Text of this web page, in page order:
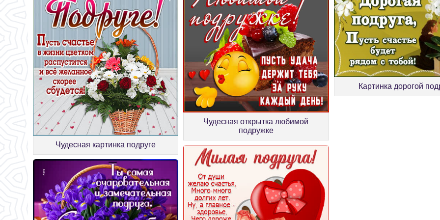
Чудесная картинка подруге
Чудесная открытка любимой
подружке
Картинка дорогой